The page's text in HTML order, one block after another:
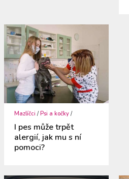
Mazlíčci /Psi a kočky /
I pes může trpět
alergií, jak mu s ní
pomoci?